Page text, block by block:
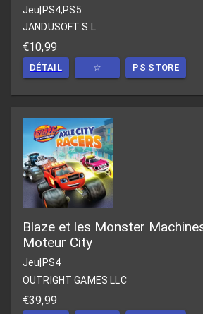
Jeu|PS4,PS5
JANDUSOFT S.L.
€10,99
DÉTAIL ☆ PS STORE
Blaze et les Monster
Moteur City
Jeu PS4
OUTRIGHT GAMES LLC
€39,99